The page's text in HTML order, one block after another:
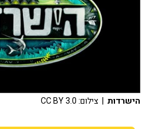
הישרדות | צילום: CC BY 3.0